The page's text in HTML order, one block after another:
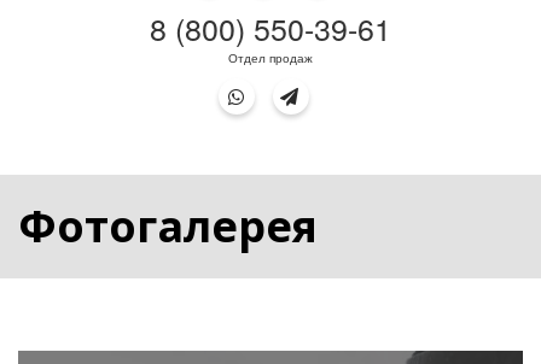
8 (800) 550-39-61
Отдел продаж
Фотогалерея